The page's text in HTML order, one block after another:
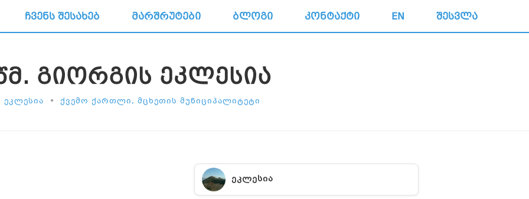
ᲩᲕᲔᲜᲡ ᲨᲔᲡᲐᲮᲔᲑ ᲛᲐᲠᲨᲠᲣᲢᲔᲑᲘ ᲑᲚᲝᲒᲘ ᲙᲝᲜᲢᲐᲥᲢᲘ EN ᲨᲔᲡᲕᲚᲐ
ᲒᲘᲝᲠᲒᲘᲡ ᲔᲙᲚᲔᲡᲘᲐ
ᲔᲙᲚᲔᲡᲘᲐ • ᲥᲕᲔᲛᲝ ᲥᲐᲠᲗᲚᲘ, ᲛᲪᲮᲔᲗᲘᲡ ᲛᲣᲜᲘᲪᲘᲞᲐᲚᲘᲢᲔᲢᲘ
ᲔᲙᲚᲔᲡᲘᲐ